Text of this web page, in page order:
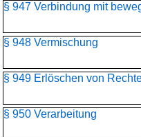
§ 947 Verbindung mit
§ 948 Vermischung
§ 949 Erlöschen von
§ 950 Verarbeitung